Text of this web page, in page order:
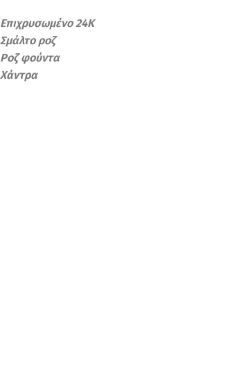
Επιχρυσωμένο 24Κ
Σμάλτο ροζ
Ροζ φούντα
Χάντρα